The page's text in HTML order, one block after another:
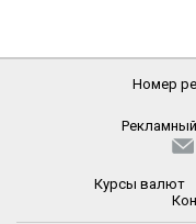
Номер
Курсы валют